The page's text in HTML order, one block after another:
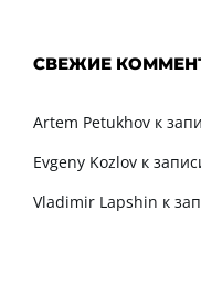
СВЕЖИЕ
Artem Petukhov к
Evgeny Kozlov к
Vladimir Lapshin к